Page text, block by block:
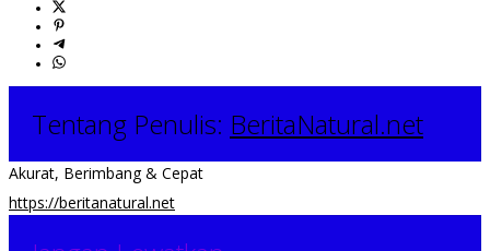
Tentang Penulis: BeritaNatural.net
Akurat, Berimbang & Cepat
https://beritanatural.net